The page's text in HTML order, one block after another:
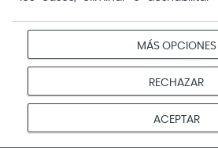
Darphin Cofre
ml
el acceso a ciertas áreas o
del mismo. Para modificar tus
opción Configuración de
página. Puedes obtener más
política de cookies
MÁS OPCIONES
RECHAZAR
ACEPTAR